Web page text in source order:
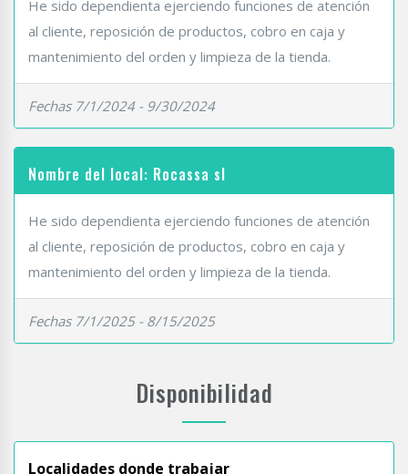
He sido dependienta ejerciendo funciones de atención
al cliente, reposición de productos, cobro en caja y
mantenimiento del orden y limpieza de la tienda.
Fechas 7/1/2024 - 9/30/2024
Nombre del local: Rocassa sl
He sido dependienta ejerciendo funciones de atención
al cliente, reposición de productos, cobro en caja y
mantenimiento del orden y limpieza de la tienda.
Fechas 7/1/2025 - 8/15/2025
Disponibilidad
Localidades donde trabajar